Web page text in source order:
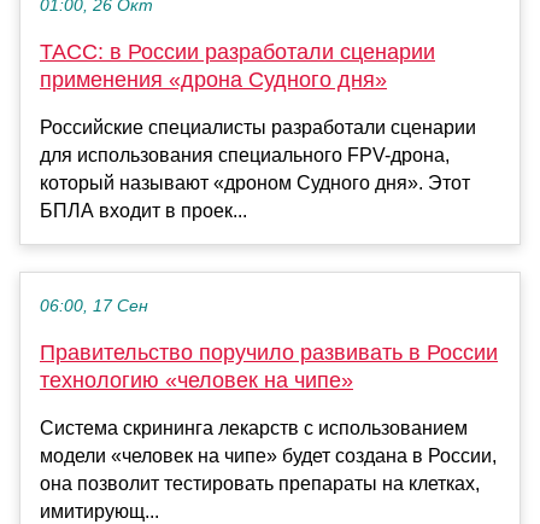
01:00, 26 Окт
ТАСС: в России разработали сценарии
применения «дрона Судного дня»
Российские специалисты разработали сценарии
для использования специального FPV-дрона,
который называют «дроном Судного дня». Этот
БПЛА входит в проек...
06:00, 17 Сен
Правительство поручило развивать в России
технологию «человек на чипе»
Система скрининга лекарств с использованием
модели «человек на чипе» будет создана в России,
она позволит тестировать препараты на клетках,
имитирующ...